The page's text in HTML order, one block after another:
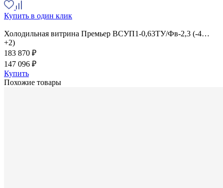
Купить в один клик
Холодильная витрина Премьер ВСУП1-0,63ТУ/Фв-2,3 (-4…
+2)
183 870 ₽
147 096 ₽
Купить
Похожие товары